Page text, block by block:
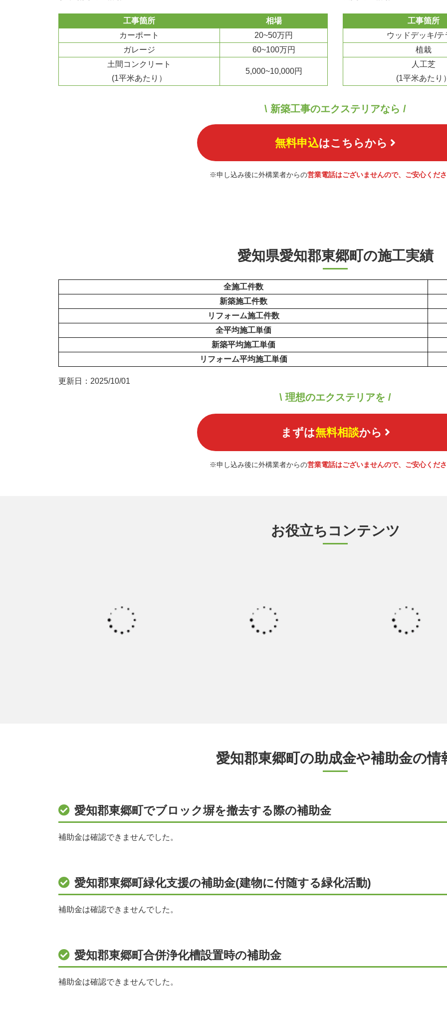
工事箇所
相場
カーポート
20~50万円
ガレージ
60~100万円
土間コンクリート
(1平米あたり）
5,000~10,000円
工事箇所
ウッドデッキ/テ
植栽
人工芝
(1平米あたり
\ 新築工事のエクステリアなら /
無料申込はこちらから
※申し込み後に外構業者からの営業電話はございませんので、ご安心くだ
愛知県愛知郡東郷町の施工実績
全施工件数
新築施工件数
リフォーム施工件数
全平均施工単価
新築平均施工単価
リフォーム平均施工単価
更新日：2025/10/01
\ 理想のエクステリアを /
まずは無料相談から
※申し込み後に外構業者からの営業電話はございませんので、ご安心くだ
お役立ちコンテンツ
愛知郡東郷町の助成金や補助金の情
愛知郡東郷町でブロック塀を撤去する際の補助金
補助金は確認できませんでした。
愛知郡東郷町緑化支援の補助金(建物に付随する緑化活動)
補助金は確認できませんでした。
愛知郡東郷町合併浄化槽設置時の補助金
補助金は確認できませんでした。